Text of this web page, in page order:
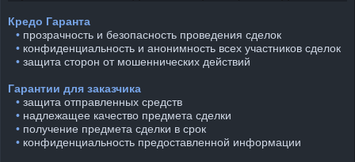
Кредо Гаранта
⠀• прозрачность и безопасность проведения сделок
⠀• конфиденциальность и анонимность всех участников сделок
⠀• защита сторон от мошеннических действий
Гарантии для заказчика
⠀• защита отправленных средств
⠀• надлежащее качество предмета сделки
⠀• получение предмета сделки в срок
⠀• конфиденциальность предоставленной информации